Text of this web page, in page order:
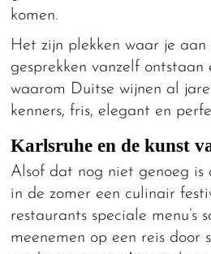
komen.
Het zijn plekken waar je
gesprekken vanzelf
waarom Duitse wijnen al
kenners, fris, elegant en
Karlsruhe en de kunst
Alsof dat nog niet genoeg is
in de zomer een culinair
restaurants speciale menu’s
meenemen op een reis door